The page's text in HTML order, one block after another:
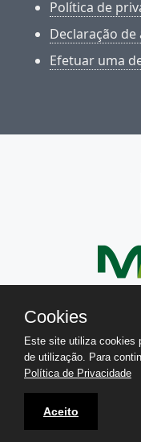
Política de
Declaração
Efetuar uma
Copyright 2026 ©
Cookies
Este site utiliza cookies
de utilização. Para
Política de Privacidade
Aceito